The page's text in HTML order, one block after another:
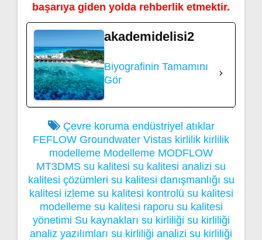
başarıya giden yolda rehberlik etmektir.
akademidelisi2
Biyografinin Tamamını
Gör
Çevre koruma endüstriyel atıklar
FEFLOW Groundwater Vistas kirlilik kirlilik
modelleme Modelleme MODFLOW
MT3DMS su kalitesi su kalitesi analizi su
kalitesi çözümleri su kalitesi danışmanlığı su
kalitesi izleme su kalitesi kontrolü su kalitesi
modelleme su kalitesi raporu su kalitesi
yönetimi Su kaynakları su kirliliği su kirliliği
analiz yazılımları su kirliliği analizi su kirliliği